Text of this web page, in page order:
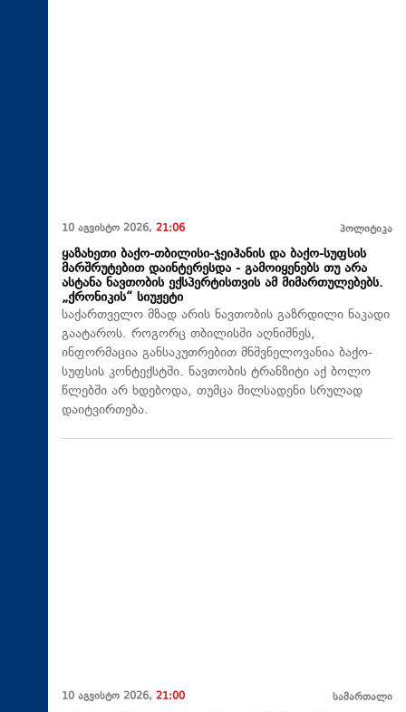
10 აგვისტო 2026, 21:06 პოლიტიკა
ყაზახეთი ბაქო-თბილისი-ჯეიჰანის და ბაქო-სუფსის
მარშრუტებით დაინტერესდა - გამოიყენებს თუ არა
ასტანა ნავთობის ექსპერტისთვის ამ მიმართულებებს.
„ქრონიკის“ სიუჟეტი
საქართველო მზად არის ნავთობის გაზრდილი ნაკადი
გაატაროს. როგორც თბილისში აღნიშნეს,
ინფორმაცია განსაკუთრებით მნშვნელოვანია ბაქო-
სუფსის კონტექსტში. ნავთობის ტრანზიტი აქ ბოლო
წლებში არ ხდებოდა, თუმცა მილსადენი სრულად
დაიტვირთება.
10 აგვისტო 2026, 21:00 სამართალი